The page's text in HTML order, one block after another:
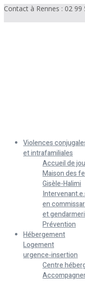
Contact à Rennes : 02 99
Violences
et intrafamiliales
Accueil de
Maison des
Gisèle-Halimi
en
et
Prévention
Hébergement
Logement
urgence-insertion
Centre